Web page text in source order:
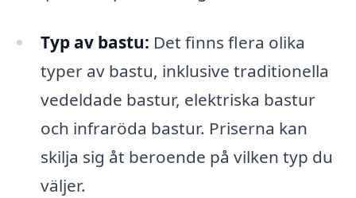
Typ av bastu: Det finns flera olika
typer av bastu, inklusive traditionella
vedeldade bastur, elektriska bastur
och infraröda bastur. Priserna kan
skilja sig åt beroende på vilken typ du
väljer.